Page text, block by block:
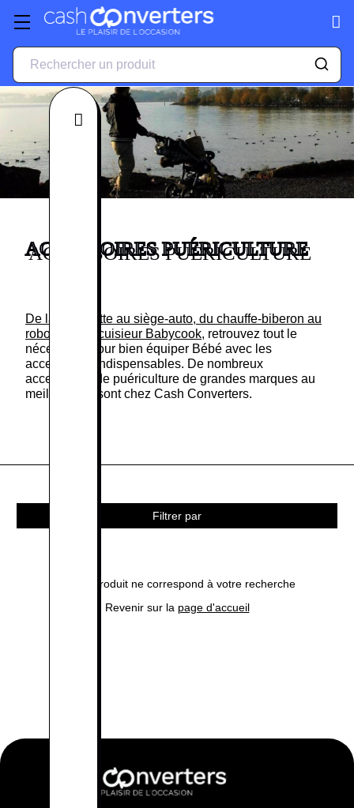
Fermer
ACCESSOIRES PUÉRICULTURE
De la poussette au siège-auto, du chauffe-biberon au
robot mixeur cuisieur Babycook, retrouvez tout le
nécessaire pour bien équiper Bébé avec les
accessoires indispensables. De nombreux
accessoires de puériculture de grandes marques au
meilleur prix sont chez Cash Converters.
Filtrer par
Aucun produit ne correspond à votre recherche
Revenir sur la page d'accueil